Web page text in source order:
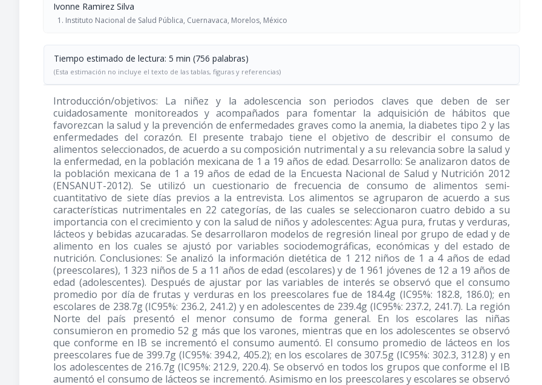
Ivonne Ramirez Silva
Instituto Nacional de Salud Pública, Cuernavaca, Morelos, México
Tiempo estimado de lectura: 5 min (756 palabras)
(Esta estimación no incluye el texto de las tablas, figuras y referencias)
Introducción/objetivos: La niñez y la adolescencia son periodos claves que deben de ser
cuidadosamente monitoreados y acompañados para fomentar la adquisición de hábitos que
favorezcan la salud y la prevención de enfermedades graves como la anemia, la diabetes tipo 2 y las
enfermedades del corazón. El presente trabajo tiene el objetivo de describir el consumo de
alimentos seleccionados, de acuerdo a su composición nutrimental y a su relevancia sobre la salud y
la enfermedad, en la población mexicana de 1 a 19 años de edad. Desarrollo: Se analizaron datos de
la población mexicana de 1 a 19 años de edad de la Encuesta Nacional de Salud y Nutrición 2012
(ENSANUT-2012). Se utilizó un cuestionario de frecuencia de consumo de alimentos semi-
cuantitativo de siete días previos a la entrevista. Los alimentos se agruparon de acuerdo a sus
características nutrimentales en 22 categorías, de las cuales se seleccionaron cuatro debido a su
importancia con el crecimiento y con la salud de niños y adolescentes: Agua pura, frutas y verduras,
lácteos y bebidas azucaradas. Se desarrollaron modelos de regresión lineal por grupo de edad y de
alimento en los cuales se ajustó por variables sociodemográficas, económicas y del estado de
nutrición. Conclusiones: Se analizó la información dietética de 1 212 niños de 1 a 4 años de edad
(preescolares), 1 323 niños de 5 a 11 años de edad (escolares) y de 1 961 jóvenes de 12 a 19 años de
edad (adolescentes). Después de ajustar por las variables de interés se observó que el consumo
promedio por día de frutas y verduras en los preescolares fue de 184.4g (IC95%: 182.8, 186.0); en
escolares de 238.7g (IC95%: 236.2, 241.2) y en adolescentes de 239.4g (IC95%: 237.2, 241.7). La región
Norte del país presentó el menor consumo de forma general. En los escolares las niñas
consumieron en promedio 52 g más que los varones, mientras que en los adolescentes se observó
que conforme en IB se incrementó el consumo aumentó. El consumo promedio de lácteos en los
preescolares fue de 399.7g (IC95%: 394.2, 405.2); en los escolares de 307.5g (IC95%: 302.3, 312.8) y en
los adolescentes de 216.7g (IC95%: 212.9, 220.4). Se observó en todos los grupos que conforme el IB
aumentó el consumo de lácteos se incrementó. Asimismo en los preescolares y escolares se observó